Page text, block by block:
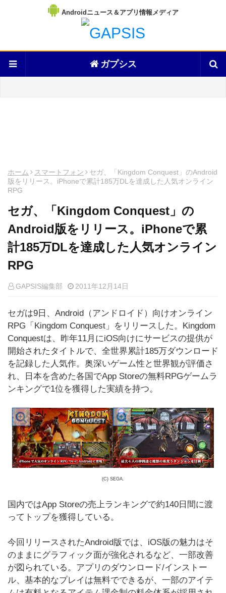
Androidニュース＆アプリ情報メディア
ガプシス
ホーム スマートフォン
セガ、「Kingdom Conquest」のAndroid
版をリリース。iPhoneで累計185万DLを達成した人気オンライン
RPG
セガ、「Kingdom Conquest」の
Android版をリリース。iPhoneで累
計185万DLを達成した人気オンライン
RPG
GAPSIS編集部 2011年12月14日
セガは9日、Android（アンドロイド）向けオンライン
RPG「Kingdom Conquest」をリリースした。Kingdom
Conquestは、昨年11月にiOS向けにサービスの提供が
開始されたタイトルで、全世界累計185万ダウンロード
を記録した人気作。奥深いゲーム性と世界観が評価さ
れ、日本を含めた各国でApp Storeの無料RPGゲームラ
ンキングで1位を獲得した実績を持つ。
(C) SEGA.
国内ではApp Storeの売上ランキングで約140日間に渡
ってトップを獲得している。
今回リリースされたAndroid版では、iOS版の魅力はそ
のままにグラフィック面が強化されるなど、一部改善
が図られている。アプリのダウンロード/インストー
ル、基本的なプレイは無料でできるが、一部のアイテ